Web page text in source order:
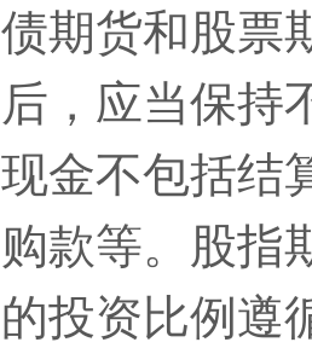
债期货和股票
后，应当保持
现金不包括结
购款等。股指
的投资比例遵